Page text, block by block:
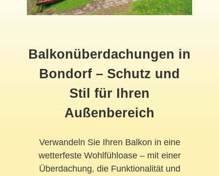
Balkonüberdachungen in
Bondorf – Schutz und
Stil für Ihren
Außenbereich
Verwandeln Sie Ihren Balkon in eine
wetterfeste Wohlfühloase – mit einer
Überdachung, die Funktionalität und